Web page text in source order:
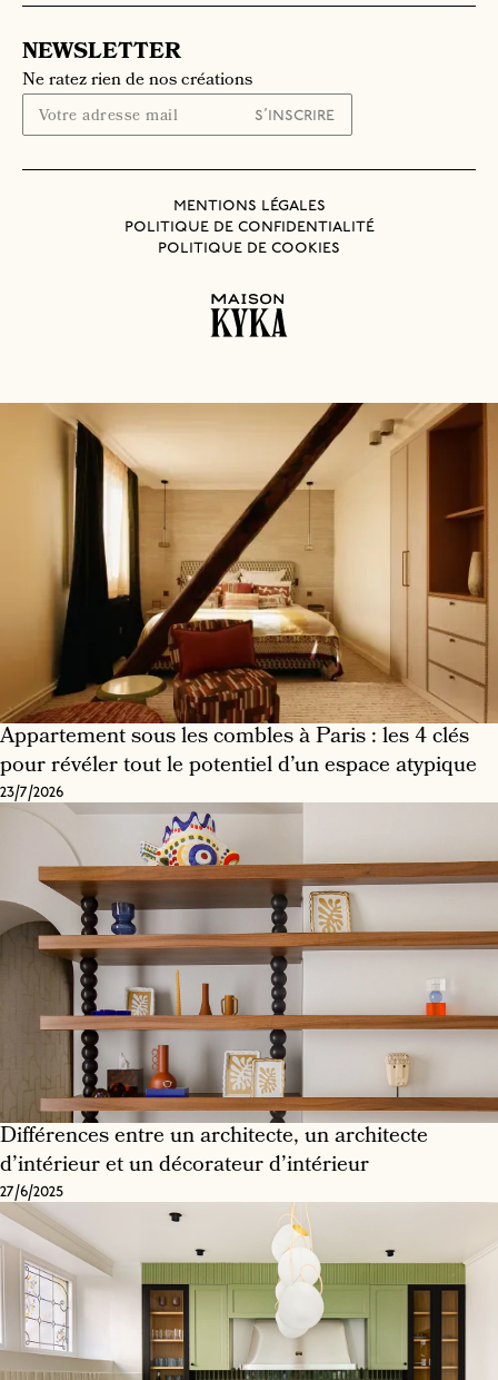
NEWSLETTER
Ne ratez rien de nos créations
mentions légales
politique de confidentialité
politique de cookies
Appartement sous les combles à Paris : les 4 clés
pour révéler tout le potentiel d’un espace atypique
23/7/2026
Différences entre un architecte, un architecte
d’intérieur et un décorateur d’intérieur
27/6/2025